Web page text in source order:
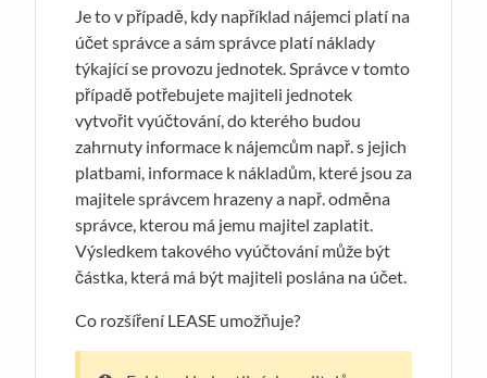
Je to v případě, kdy například nájemci platí na
účet správce a sám správce platí náklady
týkající se provozu jednotek. Správce v tomto
případě potřebujete majiteli jednotek
vytvořit vyúčtování, do kterého budou
zahrnuty informace k nájemcům např. s jejich
platbami, informace k nákladům, které jsou za
majitele správcem hrazeny a např. odměna
správce, kterou má jemu majitel zaplatit.
Výsledkem takového vyúčtování může být
částka, která má být majiteli poslána na účet.
Co rozšíření LEASE umožňuje?